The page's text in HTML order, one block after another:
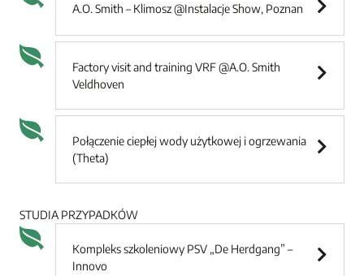
A.O. Smith – Klimosz @Instalacje Show, Poznan
Factory visit and training VRF @A.O. Smith
Veldhoven
Połączenie ciepłej wody użytkowej i ogrzewania
(Theta)
STUDIA PRZYPADKÓW
Kompleks szkoleniowy PSV „De Herdgang” –
Innovo